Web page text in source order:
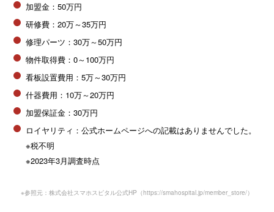
加盟金：50万円
研修費：20万～35万円
修理パーツ：30万～50万円
物件取得費：0～100万円
看板設置費用：5万～30万円
什器費用：10万～20万円
加盟保証金：30万円
ロイヤリティ：公式ホームページへの記載はありませんでした。
※税不明
※2023年3月調査時点
※参照元：株式会社スマホスピタル公式HP（https://smahospital.jp/member_store/）